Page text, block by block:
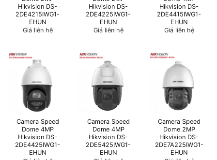
Hikvision DS-
2DE4215IWG1-
EHUN
Giá liên hệ
Hikvision DS-
2DE4225IWG1-
EHUN
Giá liên hệ
Hikvision DS-
2DE4415IWG1-
EHUN
Giá liên hệ
Camera Speed
Dome 4MP
Hikvision DS-
2DE4425IWG1-
EHUN
Camera Speed
Dome 4MP
Hikvision DS-
2DE5425IWG1-
EHUN
Camera Speed
Dome 2MP
Hikvision DS-
2DE7A225IWG1-
EHUN